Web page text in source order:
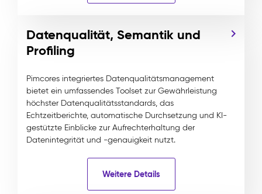
Datenqualität, Semantik und
Profiling
Pimcores integriertes Datenqualitätsmanagement
bietet ein umfassendes Toolset zur Gewährleistung
höchster Datenqualitätsstandards, das
Echtzeitberichte, automatische Durchsetzung und KI-
gestützte Einblicke zur Aufrechterhaltung der
Datenintegrität und -genauigkeit nutzt.
Weitere Details